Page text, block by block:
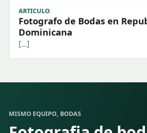
ARTICULO
Fotografo de Bodas en
Dominicana
[...]
MISMO EQUIPO, BODAS